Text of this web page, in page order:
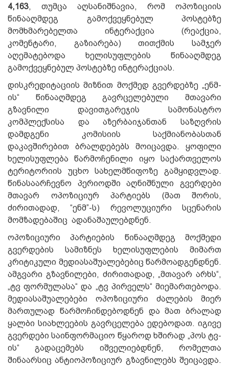
4,163, თუმცა აღსანიშნავია, რომ ოპოზიციის
წინააღმდეგ გამოქვეყნებულ პოსტებზე
მომხმარებელთა ინტერაქცია (რეაქცია,
კომენტარი, გაზიარება) თითქმის სამჯერ
აღემატებოდა ხელისუფლების წინააღმდეგ
გამოქვეყნებულ პოსტებზე ინტერაქციას.
დისკრედიტაციის მიზნით მოქმედ გვერდებზე „ენმ-
ის“ წინააღმდეგ გავრცელებული მთავარი
გზავნილი დავითგარეჯის სამონასტრო
კომპლექსისა და აზერბაიჯანთან საზღვრის
დამდგენი კომისიის საქმიანობასთან
დაკავშირებით ბრალდებებს მოიცავდა. ყოფილი
ხელისუფლება წარმოჩენილი იყო საქართველოს
ტერიტორიის უცხო სახელმწიფოზე გამყიდვლად.
წინასაარჩევნო პერიოდში აღნიშნული გვერდები
მთავარ ოპოზიციურ პარტიებს (მათ შორის,
ძირითადად, “ენმ”-ს) რევოლუციური სცენარის
მომზადებაშიც ადანაშაულებდნენ.
ოპოზიციური პარტიების წინააღმდეგ მოქმედი
გვერდების სამიზნეს ხელისუფლების მიმართ
კრიტიკული მედიასაშუალებებიც წარმოადგენდნენ.
ამგვარი გზავნილები, ძირითადად, „მთავარ არხს“,
„ტვ ფორმულასა“ და „ტვ პირველს“ მიემართებოდა.
მედიასაშუალებები ოპოზიციური ძალების მიერ
მართულად წარმოჩინდებოდნენ და მათ ბრალად
ყალბი სიახლეების გავრცელება ედებოდათ. იგივე
გვერდები საინფორმაციო წყაროდ ხშირად „პოს ტვ-
ის“ გადაცემებს იშველიებდნენ, რომელთა
შინაარსიც ანტიოპოზიციურ გზავნილებს შეიცავდა.